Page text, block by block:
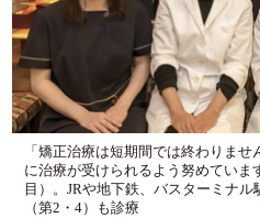
「矯正治療は短期間では終わりま
に治療が受けられるよう努めていま
目）。JRや地下鉄、バスターミナ
（第2・4）も診療